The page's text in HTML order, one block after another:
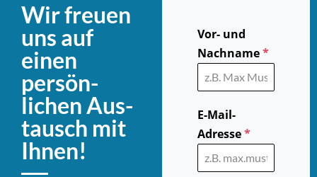
Wir freuen
uns auf
einen
persön­
lichen Aus­
tausch mit
Ihnen!
Vor- und
Nachname*
E-Mail-
Adresse*